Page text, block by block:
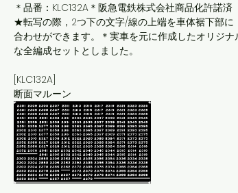
＊品番：KLC132A＊阪急電鉄株式会社商品化許諾済
★転写の際，2つ下の文字/線の上端を車体裾下部
合わせができます。＊実車を元に作成したオリジ
な全編成セットとしました。
[KLC132A]
断面マルーン